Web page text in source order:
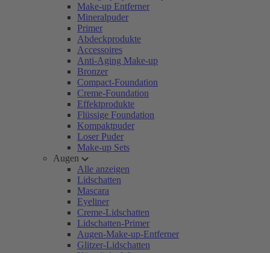
Make-up Entferner
Mineralpuder
Primer
Abdeckprodukte
Accessoires
Anti-Aging Make-up
Bronzer
Compact-Foundation
Creme-Foundation
Effektprodukte
Flüssige Foundation
Kompaktpuder
Loser Puder
Make-up Sets
Augen
Alle anzeigen
Lidschatten
Mascara
Eyeliner
Creme-Lidschatten
Lidschatten-Primer
Augen-Make-up-Entferner
Glitzer-Lidschatten